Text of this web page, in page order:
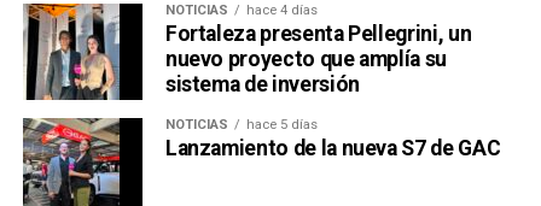
NOTICIAS hace 4 días
Fortaleza presenta Pellegrini, un
nuevo proyecto que amplía su
sistema de inversión
NOTICIAS hace 5 días
Lanzamiento de la nueva S7 de GAC